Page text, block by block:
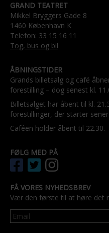
GRAND TEATRET
Mikkel Bryggers Gade 8
1460 København K
Telefon: 33 15 16 11
Tog, bus og bil
ÅBNINGSTIDER
Grands billetsalg og café
forestilling – dog senest kl.
Billetsalget har åbent til kl.
forestillinger, der starter
Caféen holder åbent til 22.30.
FØLG MED PÅ
FÅ VORES NYHEDSBREV
Vær den første til at høre det